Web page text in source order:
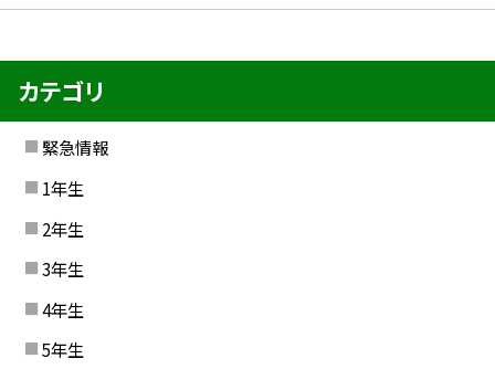
カテゴリ
緊急情報
1年生
2年生
3年生
4年生
5年生